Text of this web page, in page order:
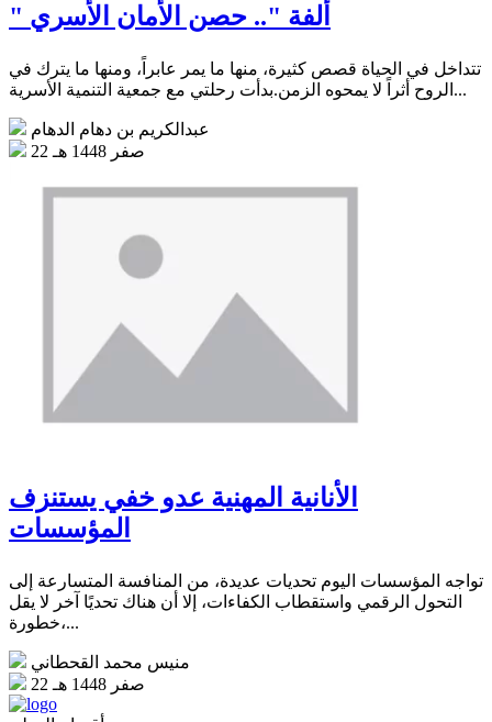
" ألفة ".. حصن الأمان الأسري
تتداخل في الحياة قصص كثيرة، منها ما يمر عابراً، ومنها ما يترك في
الروح أثراً لا يمحوه الزمن.بدأت رحلتي مع جمعية التنمية الأسرية...
عبدالكريم بن دهام الدهام
22 صفر 1448 هـ
الأنانية المهنية عدو خفي يستنزف
المؤسسات
تواجه المؤسسات اليوم تحديات عديدة، من المنافسة المتسارعة إلى
التحول الرقمي واستقطاب الكفاءات، إلا أن هناك تحديًا آخر لا يقل
خطورة،...
منيس محمد القحطاني
22 صفر 1448 هـ